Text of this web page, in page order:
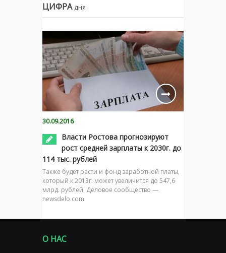
ЦИФРА дня
30.09.2016
Власти Ростова прогнозируют
рост средней зарплаты к 2030г. до
114 тыс. рублей
Также будет расти и фонд заработной платы,
который к 2013г. может увеличится до 547,6
млрд. рублей. Деловое сообщество —
newsdelo.com
О НАС